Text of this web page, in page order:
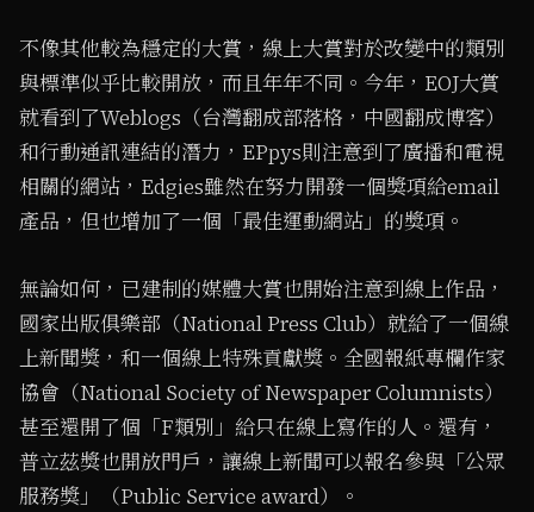
不像其他較為穩定的大賞，線上大賞對於改變中的類別
與標準似乎比較開放，而且年年不同。今年，EOJ大賞
就看到了Weblogs（台灣翻成部落格，中國翻成博客）
和行動通訊連結的潛力，EPpys則注意到了廣播和電視
相關的網站，Edgies雖然在努力開發一個獎項給email
產品，但也增加了一個「最佳運動網站」的獎項。
無論如何，已建制的媒體大賞也開始注意到線上作品，
國家出版俱樂部（National Press Club）就給了一個線
上新聞獎，和一個線上特殊貢獻獎。全國報紙專欄作家
協會（National Society of Newspaper Columnists）
甚至還開了個「F類別」給只在線上寫作的人。還有，
普立茲獎也開放門戶，讓線上新聞可以報名參與「公眾
服務獎」（Public Service award）。